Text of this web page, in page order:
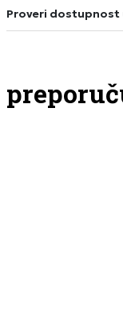
Proveri dostupnost